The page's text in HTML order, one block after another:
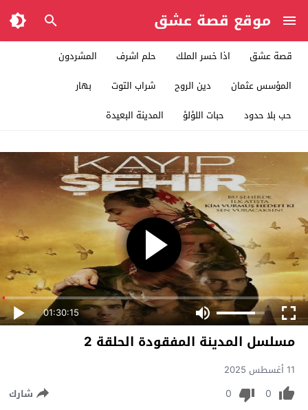
موقع قصة عشق
قصة عشق اذا خسر الملك حلم اشرف
المشردون
المؤسس عثمان
دين الروح شراب التوت
بهار
حب بلا حدود
حبات اللؤلؤ المدينة البعيدة
01:30:15
مسلسل المدينة المفقودة الحلقة 2
11 أغسطس 2025
0
0 شارك